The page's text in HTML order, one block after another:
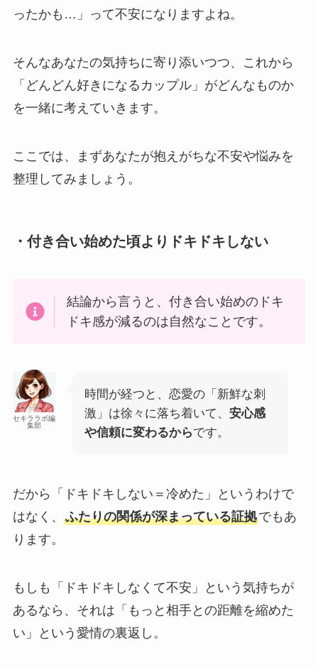
ったかも…」って不安になりますよね。
そんなあなたの気持ちに寄り添いつつ、これから
「どんどん好きになるカップル」がどんなものか
を一緒に考えていきます。
ここでは、まずあなたが抱えがちな不安や悩みを
整理してみましょう。
・付き合い始めた頃よりドキドキしない
結論から言うと、付き合い始めのドキ
ドキ感が減るのは自然なことです。
セキララボ編
集部
時間が経つと、恋愛の「新鮮な刺
激」は徐々に落ち着いて、 安心感
や信頼に変わるからです。
だから「ドキドキしない＝冷めた」というわけで
はなく、 ふたりの関係が深まっている証拠でもあ
ります。
もしも「ドキドキしなくて不安」という気持ちが
あるなら、それは「もっと相手との距離を縮めた
い」という愛情の裏返し。